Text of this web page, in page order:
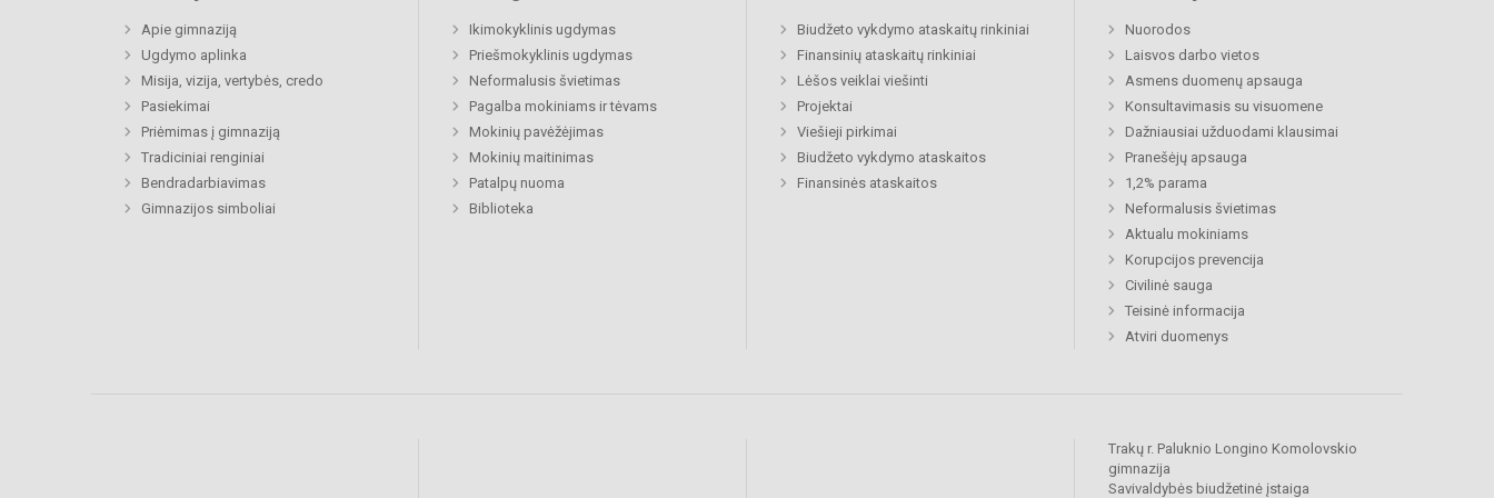
Apie gimnaziją
Ugdymo aplinka
Misija, vizija, vertybės, credo
Pasiekimai
Priėmimas į gimnaziją
Tradiciniai renginiai
Bendradarbiavimas
Gimnazijos simboliai
Ikimokyklinis ugdymas
Priešmokyklinis ugdymas
Neformalusis švietimas
Pagalba mokiniams ir tėvams
Mokinių pavėžėjimas
Mokinių maitinimas
Patalpų nuoma
Biblioteka
Biudžeto vykdymo ataskaitų rinkiniai
Finansinių ataskaitų rinkiniai
Lėšos veiklai viešinti
Projektai
Viešieji pirkimai
Biudžeto vykdymo ataskaitos
Finansinės ataskaitos
Nuorodos
Laisvos darbo vietos
Asmens duomenų apsauga
Konsultavimasis su visuomene
Dažniausiai užduodami klausimai
Pranešėjų apsauga
1,2% parama
Neformalusis švietimas
Aktualu mokiniams
Korupcijos prevencija
Civilinė sauga
Teisinė informacija
Atviri duomenys
Trakų r. Paluknio Longino Komolovskio
gimnazija
Savivaldybės biudžetinė įstaiga